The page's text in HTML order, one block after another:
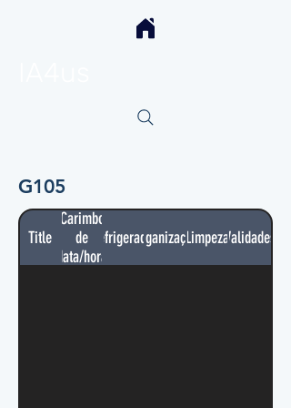
G105
Title
Carimbo
de
data/hora
RefrigeradorOrganizaçãoLimpezaValidades